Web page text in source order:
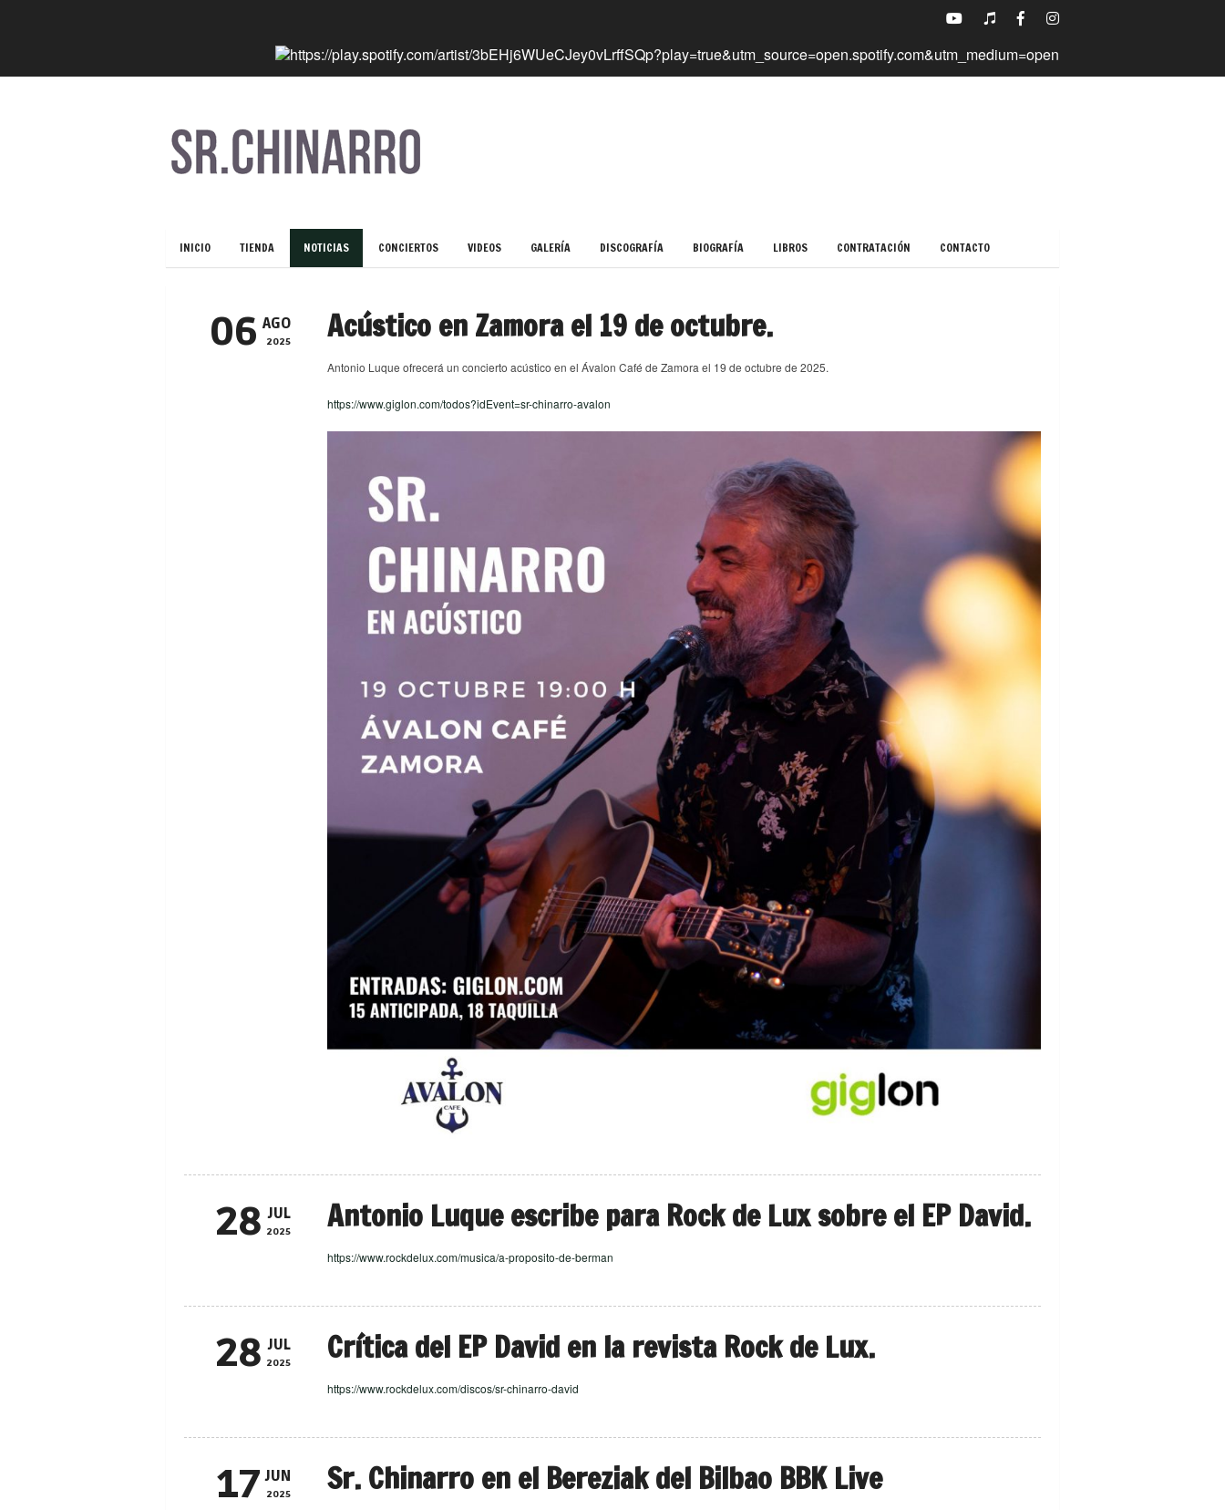
INICIO TIENDA NOTICIAS CONCIERTOS VIDEOS GALERÍA DISCOGRAFÍA BIOGRAFÍA LIBROS CONTRATACIÓN CONTACTO
06 AGO
2025 Acústico en Zamora el 19 de octubre.
Antonio Luque ofrecerá un concierto acústico en el Ávalon Café de Zamora el 19 de octubre de 2025.
https://www.giglon.com/todos?idEvent=sr-chinarro-avalon
28 JUL
2025 Antonio Luque escribe para Rock de Lux sobre el EP David.
https://www.rockdelux.com/musica/a-proposito-de-berman
28 JUL
2025 Crítica del EP David en la revista Rock de Lux.
https://www.rockdelux.com/discos/sr-chinarro-david
17 JUN
2025 Sr. Chinarro en el Bereziak del Bilbao BBK Live